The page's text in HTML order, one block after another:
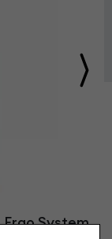
System